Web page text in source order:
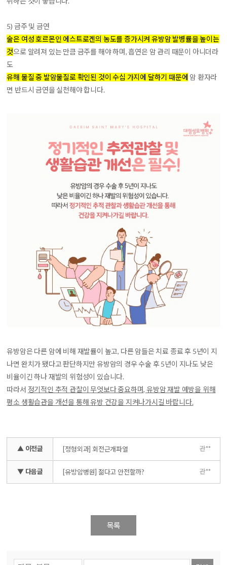
5) 금주 및 금연
술은 여성 호르몬인 에스트로겐의 농도를 증가시켜 유방암 발병률을 높이는
것으로 알려져 있는 만큼 금주를 해야 하며, 흡연은 암 관리 때문이 아니더라
도
유해 물질 중 발암물질로 확인된 것이 수십 가지에 달하기 때문에 암 환자라
면 반드시 금연을 실천해야 합니다.
유방암은 다른 암에 비해 재발률이 높고, 다른 암들은 치료 종료 후 5년이 지
나면 완치가 됐다고 판단하지만 유방암의 경우 수술 후 5년이 지나도 낮은
비율이긴 하나 재발의 위험성이 있습니다.
따라서 정기적인 추적 관찰이 무엇보다 중요하며, 유방암 재발 예방을 위해
평소 생활습관을 개선을 통해 유방 건강을 지켜나가시길 바랍니다.
▲ 이전글 [정형외과] 회전근개파열 관**
▼ 다음글 [유방암병원] 젊다고 안전할까? 관**
목록